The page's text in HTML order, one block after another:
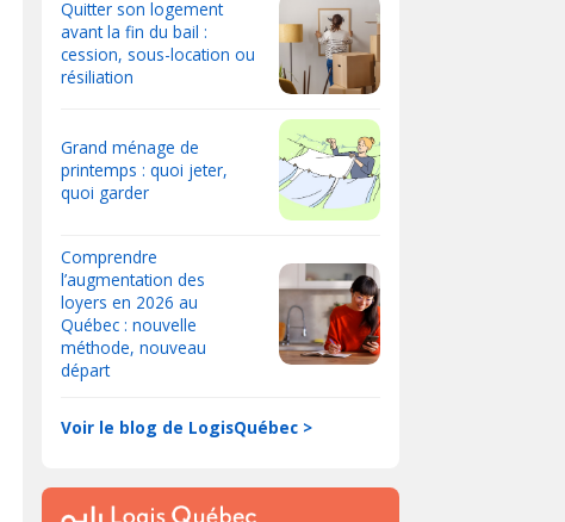
Quitter son logement
avant la fin du bail :
cession, sous-location ou
résiliation
Grand ménage de
printemps : quoi jeter,
quoi garder
Comprendre
l’augmentation des
loyers en 2026 au
Québec : nouvelle
méthode, nouveau
départ
Voir le blog de LogisQuébec >